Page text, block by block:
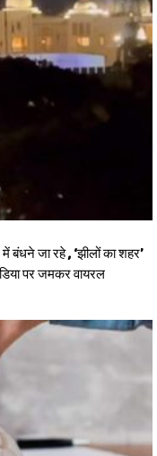
बंधने जा रहे , ‘झीलों का शहर’
पर जमकर वायरल